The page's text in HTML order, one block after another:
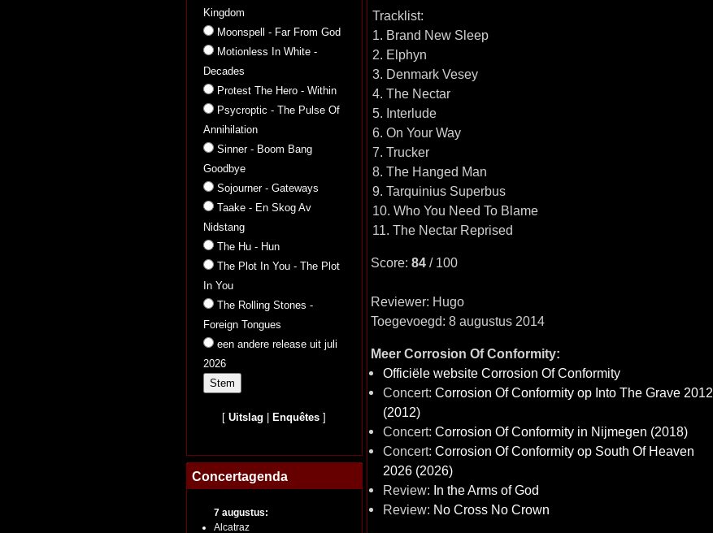
Kingdom
Moonspell - Far From God
Motionless In White -
Decades
Protest The Hero - Within
Psycroptic - The Pulse Of
Annihilation
Sinner - Boom Bang
Goodbye
Sojourner - Gateways
Taake - En Skog Av
Nidstang
The Hu - Hun
The Plot In You - The Plot
In You
The Rolling Stones -
Foreign Tongues
een andere release uit juli
2026
[Uitslag Enquêtes ]
Concertagenda
7 augustus:
Alcatraz
Tracklist:
1. Brand New Sleep
2. Elphyn
3. Denmark Vesey
4. The Nectar
5. Interlude
6. On Your Way
7. Trucker
8. The Hanged Man
9. Tarquinius Superbus
10. Who You Need To Blame
11. The Nectar Reprised
Score: 84/ 100
Reviewer: Hugo
Toegevoegd: 8 augustus 2014
Meer Corrosion Of Conformity:
Officiële website Corrosion Of Conformity
Concert: Corrosion Of Conformity op Into The Grave 2012
(2012)
Concert: Corrosion Of Conformity in Nijmegen (2018)
Concert: Corrosion Of Conformity op South Of Heaven
2026 (2026)
Review: In the Arms of God
Review: No Cross No Crown